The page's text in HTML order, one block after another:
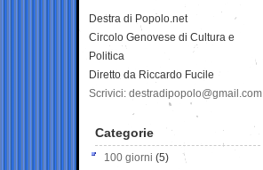
Destra di Popolo.net
Circolo Genovese di Cultura e
Politica
Diretto da Riccardo Fucile
Scrivici: destradipopolo@gmail.com
Categorie
100 giorni (5)